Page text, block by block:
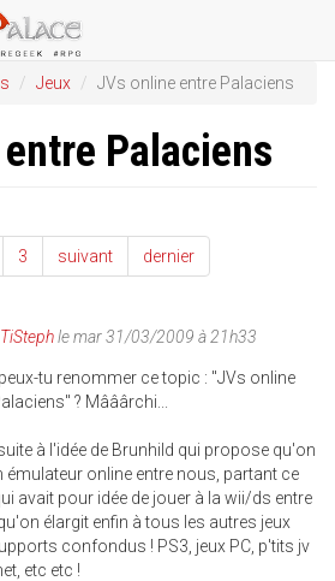
Jeux JVs online entre Palaciens
Palaciens
3 suivant dernier
TiStephlemar 31/03/2009 à 21h33
tu renommer ce topic : "JVs online
? Mââârchi...
à l'idée de Brunhild qui propose qu'on
émulateur online entre nous, partant ce
avait pour idée de jouer à la wii/ds entre
élargit enfin à tous les autres jeux
confondus ! PS3, jeux PC, p'tits jv
etc etc !